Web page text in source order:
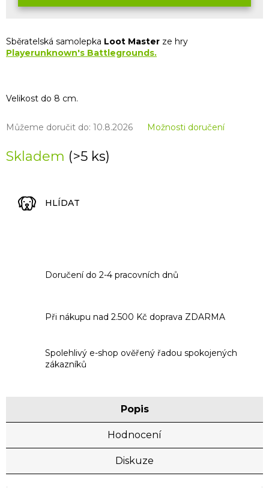
Skladem (>5 ks)
Můžeme doručit do: 10.8.2026 Možnosti doručení
Sběratelská samolepka Loot Master ze hry
Playerunknown's Battlegrounds.
Velikost do 8 cm.
HLÍDAT
Doručení do 2-4 pracovních dnů
Při nákupu nad 2.500 Kč doprava ZDARMA
Spolehlivý e-shop ověřený řadou spokojených
zákazníků
Popis
Hodnocení
Diskuze